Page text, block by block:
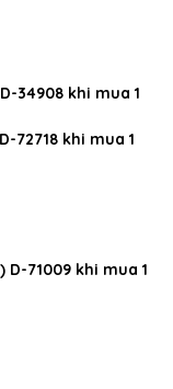
34908 khi mua 1
72718 khi mua 1
71009 khi mua 1